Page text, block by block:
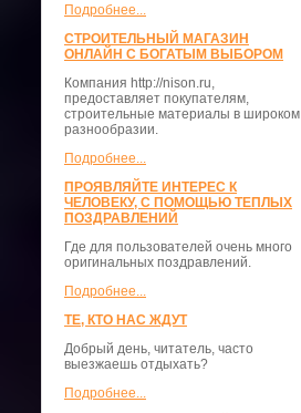
Подробнее...
СТРОИТЕЛЬНЫЙ МАГАЗИН
ОНЛАЙН С БОГАТЫМ ВЫБОРОМ
Компания http://nison.ru,
предоставляет покупателям,
строительные материалы в широком
разнообразии.
Подробнее...
ПРОЯВЛЯЙТЕ ИНТЕРЕС К
ЧЕЛОВЕКУ, С ПОМОЩЬЮ ТЕПЛЫХ
ПОЗДРАВЛЕНИЙ
Где для пользователей очень много
оригинальных поздравлений.
Подробнее...
ТЕ, КТО НАС ЖДУТ
Добрый день, читатель, часто
выезжаешь отдыхать?
Подробнее...